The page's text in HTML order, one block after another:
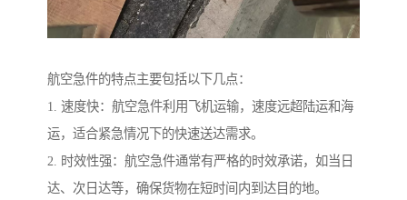
航空急件的特点主要包括以下几点：
1. 速度快：航空急件利用飞机运输，速度远超陆运和海
运，适合紧急情况下的快速送达需求。
2. 时效性强：航空急件通常有严格的时效承诺，如当日
达、次日达等，确保货物在短时间内到达目的地。